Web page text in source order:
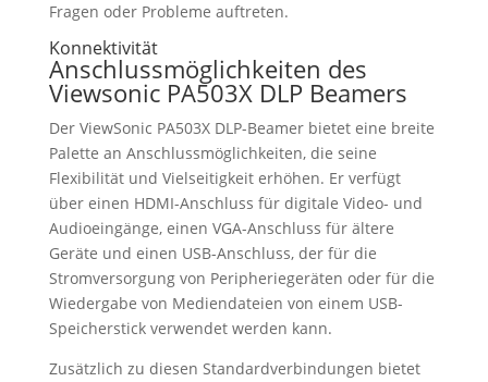
Fragen oder Probleme auftreten.
Konnektivität
Anschlussmöglichkeiten des
Viewsonic PA503X DLP Beamers
Der ViewSonic PA503X DLP-Beamer bietet eine breite
Palette an Anschlussmöglichkeiten, die seine
Flexibilität und Vielseitigkeit erhöhen. Er verfügt
über einen HDMI-Anschluss für digitale Video- und
Audioeingänge, einen VGA-Anschluss für ältere
Geräte und einen USB-Anschluss, der für die
Stromversorgung von Peripheriegeräten oder für die
Wiedergabe von Mediendateien von einem USB-
Speicherstick verwendet werden kann.
Zusätzlich zu diesen Standardverbindungen bietet